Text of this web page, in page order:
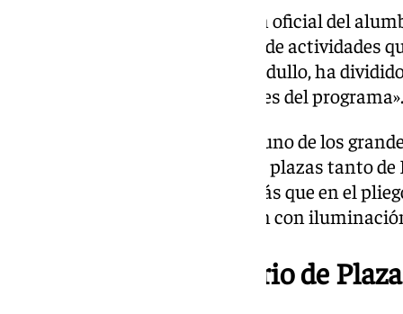
Tras esta fiesta de inauguración oficial del
contará con hasta un centenar de actividades
Comercio y Fiestas, Beatriz Gandullo, ha
representan «los grandes bloques del programa».
El estreno del alumbrado será «uno de los
que se iluminarán 65 calles y 22 plazas tanto
histórico. En total, «63 zonas más que en el
de Extramuros que no contaban con
Montaje extraordinario de